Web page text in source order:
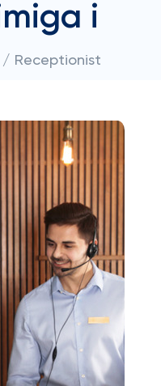
i
/ Receptionist